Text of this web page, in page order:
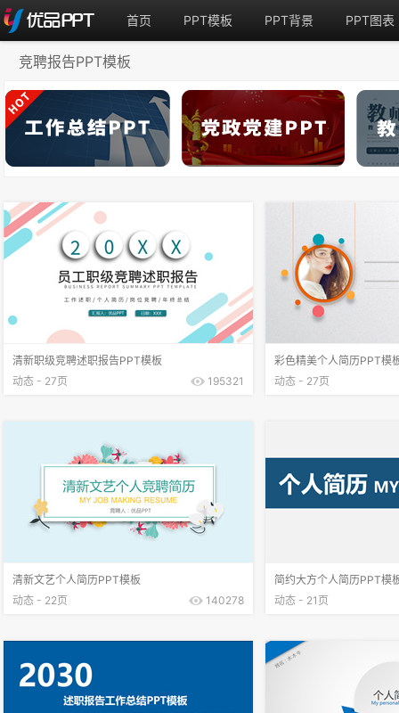
首页 PPT模板 PPT背景 PPT图表
竞聘报告PPT模板
清新职级竞聘述职报告PPT模板
动态 - 27页
195321
彩色精美个人简历PPT模
动态 - 27页
清新文艺个人简历PPT模板
动态 - 22页
140278
简约大方个人简历PPT模
动态 - 21页